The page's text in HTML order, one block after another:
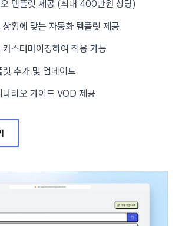
템플릿 제공 (최대 400만원 상당)
상황에 맞는 자동화 템플릿 제공
스터마이징하여 적용 가능
추가 및 업데이트
나리오 가이드 VOD 제공